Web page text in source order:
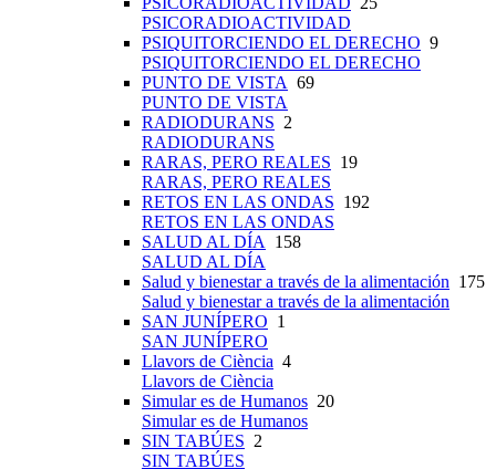
PSICORADIOACTIVIDAD
PSIQUITORCIENDO EL DERECHO 9
PSIQUITORCIENDO EL DERECHO
PUNTO DE VISTA 69
PUNTO DE VISTA
RADIODURANS 2
RADIODURANS
RARAS, PERO REALES 19
RARAS, PERO REALES
RETOS EN LAS ONDAS 192
RETOS EN LAS ONDAS
SALUD AL DÍA
158
SALUD AL DÍA
Salud y bienestar a través de la alimentación 175
Salud y bienestar a través de la alimentación
SAN JUNÍPERO 1
SAN JUNÍPERO
Llavors de Ciència 4
Llavors de Ciència
Simular es de Humanos 20
Simular es de Humanos
SIN TABÚES 2
SIN TABÚES